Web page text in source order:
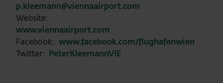
p.kleemann@viennaairport.com
Website:
www.viennaairport.com
Facebook: www.facebook.com/flughafenwien
Twitter: PeterKleemannVIE